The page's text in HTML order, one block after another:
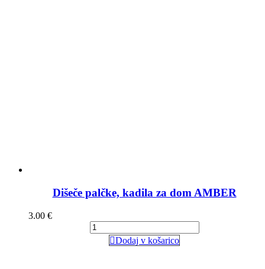
Dišeče palčke, kadila za dom AMBER
3.00 €
Dodaj v košarico